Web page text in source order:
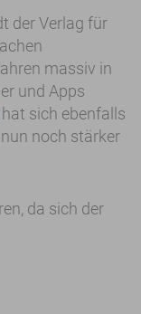
der Verlag für
massiv in
und Apps
hat sich ebenfalls
noch stärker
da sich der